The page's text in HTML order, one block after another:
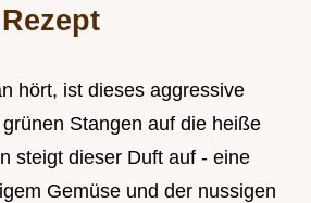
hört, ist dieses aggressive
Stangen auf die heiße
steigt dieser Duft auf - eine
Gemüse und der nussigen